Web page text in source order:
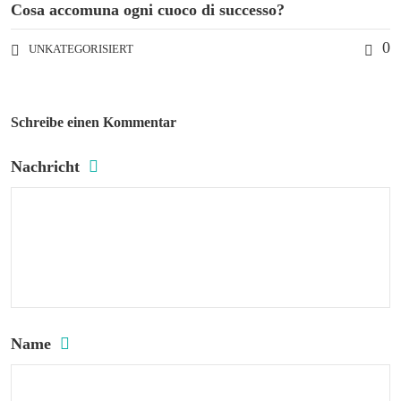
Cosa accomuna ogni cuoco di successo?
UNKATEGORISIERT 0
Schreibe einen Kommentar
Nachricht
Name